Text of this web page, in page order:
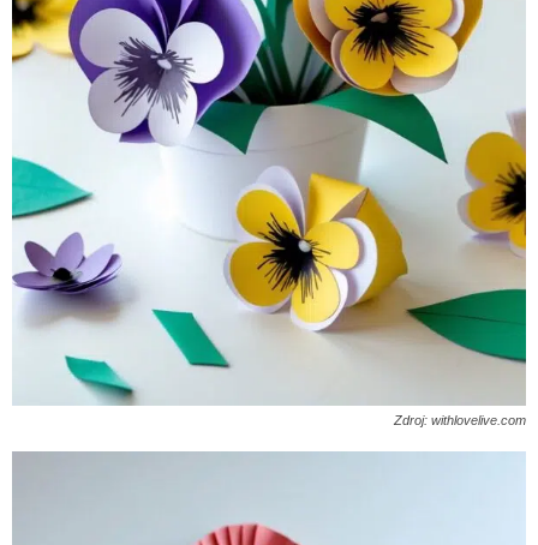
Zdroj: withlovelive.com